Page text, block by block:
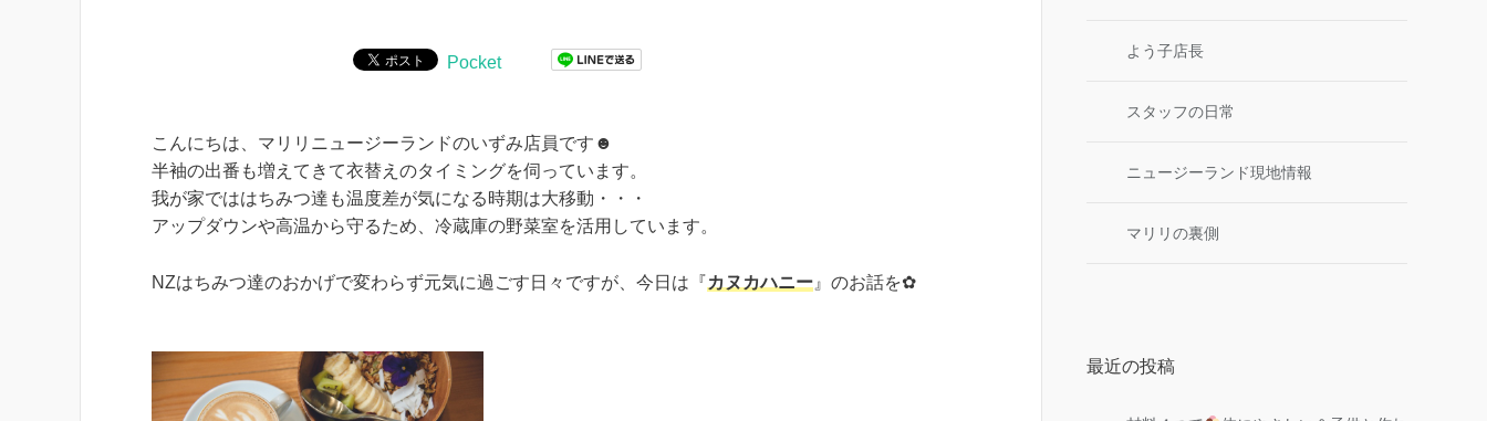
Pocket
こんにちは、マリリニュージーランドのいずみ店員です☻
半袖の出番も増えてきて衣替えのタイミングを伺っています。
我が家でははちみつ達も温度差が気になる時期は大移動・・・
アップダウンや高温から守るため、冷蔵庫の野菜室を活用しています。
NZはちみつ達のおかげで変わらず元気に過ごす日々ですが、今日は『カヌカハニー 』のお話を✿
よう子店長
スタッフの日常
ニュージーランド現地情報
マリリの裏側
最近の投稿